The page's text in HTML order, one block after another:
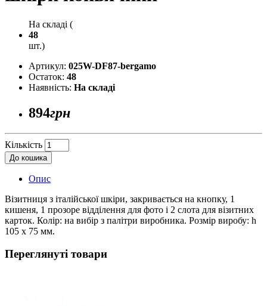
На складі (
48
шт.)
Артикул: 025W-DF87-bergamo
Остаток: 48
Наявність: На складі
894грн
Кількість
До кошика
Опис
Візитниця з італійської шкіри, закривається на кнопку, 1
кишеня, 1 прозоре відділення для фото і 2 слота для візитних
карток. Колір: на вибір з палітри виробника. Розмір виробу: h
105 х 75 мм.
Переглянуті товари